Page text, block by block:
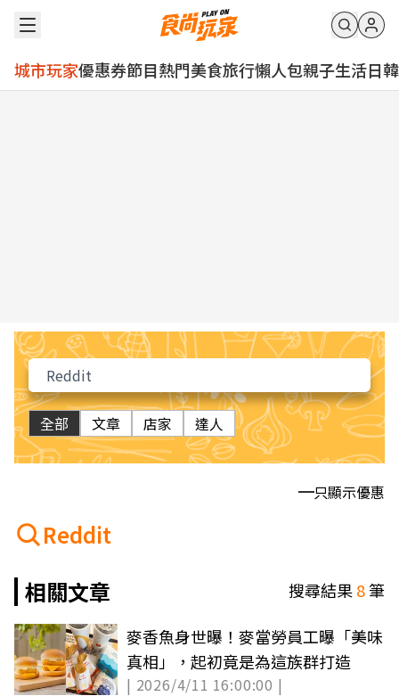
城市玩家優惠券節目熱門美食旅行懶人包親子生活日韓
全部 文章 店家 達人
只顯示優惠
Reddit
相關文章
搜尋結果8筆
麥香魚身世曝！麥當勞員工曝「美味
真相」，起初竟是為這族群打造
| 2026/4/11 16:00:00 |